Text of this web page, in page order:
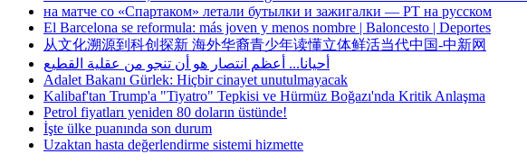
на матче со «Спартаком» летали бутылки и зажигалки — РТ на русском
El Barcelona se reformula: más joven y menos nombre | Baloncesto | Deportes
从文化溯源到科创探新 海外华裔青少年读懂立体鲜活当代中国-中新网
أحيانا... أعظم انتصار هو أن تنجو من عقلية القطيع
Adalet Bakanı Gürlek: Hiçbir cinayet unutulmayacak
Kalibaf'tan Trump'a "Tiyatro" Tepkisi ve Hürmüz Boğazı'nda Kritik Anlaşma
Petrol fiyatları yeniden 80 doların üstünde!
İşte ülke puanında son durum
Uzaktan hasta değerlendirme sistemi hizmette